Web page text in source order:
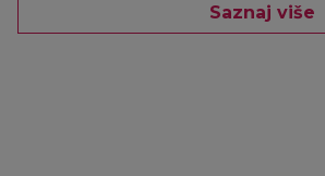
Saznaj više